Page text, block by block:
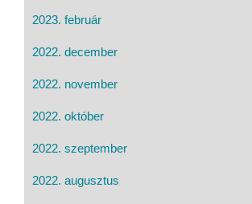
2023. február
2022. december
2022. november
2022. október
2022. szeptember
2022. augusztus